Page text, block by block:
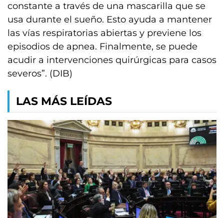
constante a través de una mascarilla que se
usa durante el sueño. Esto ayuda a mantener
las vías respiratorias abiertas y previene los
episodios de apnea. Finalmente, se puede
acudir a intervenciones quirúrgicas para casos
severos”. (DIB)
LAS MÁS LEÍDAS